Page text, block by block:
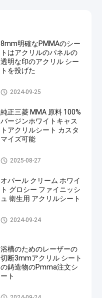
8mm明確なPMMAのシー
トはアクリルのパネルの
透明な印のアクリル シー
トを投げた
印のアクリル シート
2024-09-25
純正三菱 MMA 原料 100%
バージンホワイトキャス
トアクリルシート カスタ
マイズ可能
衛生アクリル シート
2025-08-27
オパール クリーム ホワイ
ト グロシー ファイニッシ
ュ 衛生用 アクリルシート
衛生アクリル シート
2024-09-24
浴槽のためのレーザーの
切断3mmアクリル シート
の鋳造物のPmma注文シ
ート
衛生アクリル シート